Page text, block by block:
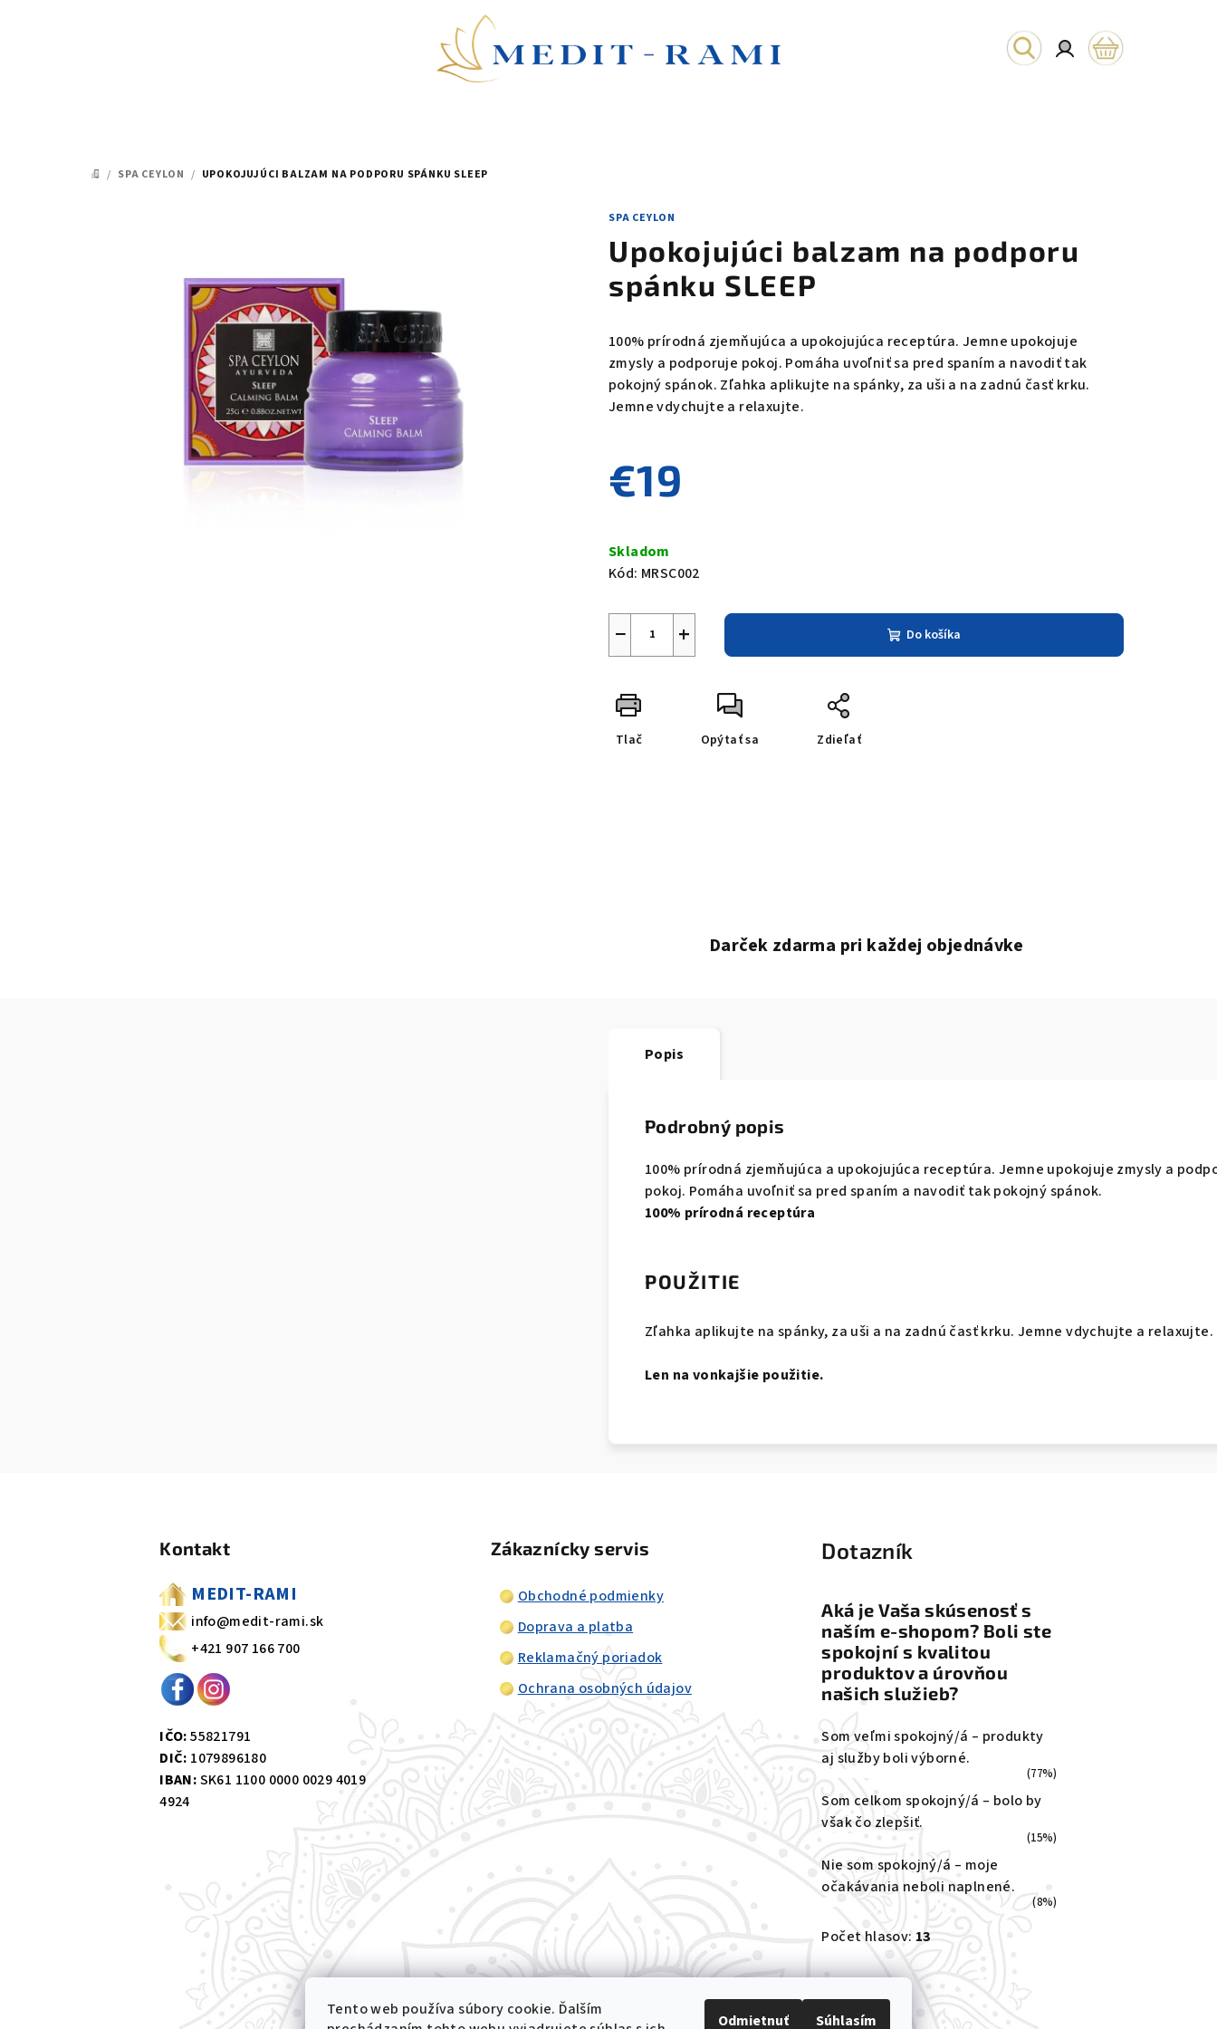
Tento web používa súbory cookie. Ďalším
Odmietnuť Súhlasím
DOMOV
/ SPA CEYLON / UPOKOJUJÚCI BALZAM NA PODPORU SPÁNKU SLEEP
SPA CEYLON
Upokojujúci balzam na podporu
spánku SLEEP
100% prírodná zjemňujúca a upokojujúca receptúra. Jemne upokojuje
zmysly a podporuje pokoj. Pomáha uvoľniť sa pred spaním a navodiť tak
pokojný spánok. Zľahka aplikujte na spánky, za uši a na zadnú časť krku.
Jemne vdychujte a relaxujte.
€19
cena:
Skladom
Kód: MRSC002
+
− Do košíka
Tlač Opýtať sa Zdieľať
Darček zdarma pri každej objednávke
Popis
Podrobný popis
100% prírodná zjemňujúca a upokojujúca receptúra. Jemne upokojuje zmysly a
pokoj. Pomáha uvoľniť sa pred spaním a navodiť tak pokojný spánok.
100% prírodná receptúra
POUŽITIE
Zľahka aplikujte na spánky, za uši a na zadnú časť krku. Jemne vdychujte a relaxujte.
Len na vonkajšie použitie.
Kontakt
MEDIT-RAMI
info@medit-rami.sk
+421 907 166 700
IČO:55821791
DIČ: 1079896180
IBAN:SK61 1100 0000 0029 4019
4924
Zákaznícky servis
Obchodné podmienky
Doprava a platba
Reklamačný poriadok
Ochrana osobných údajov
Dotazník
Aká je Vaša skúsenosť s
naším e-shopom? Boli ste
spokojní s kvalitou
produktov a úrovňou
našich služieb?
Som veľmi spokojný/á – produkty
aj služby boli výborné.
(77%)
Som celkom spokojný/á – bolo by
však čo zlepšiť.
(15%)
Nie som spokojný/á – moje
očakávania neboli naplnené.
(8%)
Počet hlasov: 13